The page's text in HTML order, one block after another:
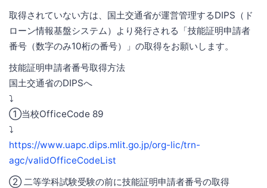
取得されていない方は、国土交通省が運営管理するDIPS（ド
ローン情報基盤システム）より発行される「技能証明申請者
番号（数字のみ10桁の番号）」の取得をお願いします。
技能証明申請者番号取得方法
国土交通省のDIPSへ
⤵️
①当校OfficeCode 89
⤵️
https://www.uapc.dips.mlit.go.jp/org-lic/trn-
agc/validOfficeCodeList
② 二等学科試験受験の前に技能証明申請者番号の取得